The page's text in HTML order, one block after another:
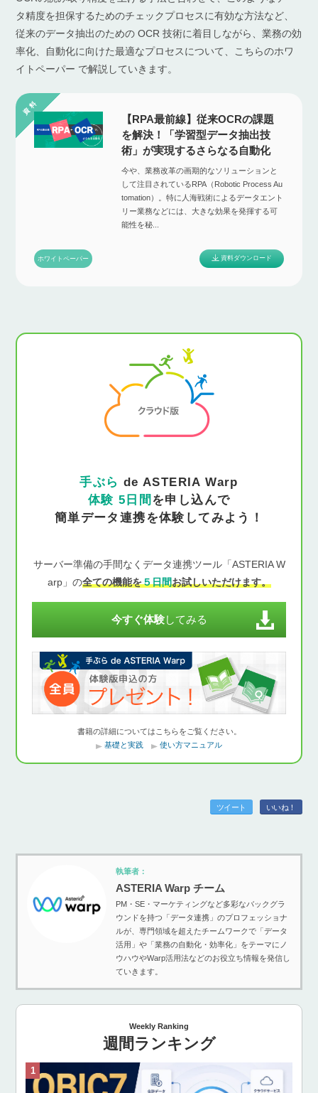
タ精度を担保するためのチェックプロセスに有効な方法など、
従来のデータ抽出のための OCR 技術に着目しながら、業務の効
率化、自動化に向けた最適なプロセスについて、こちらのホワ
イトペーパー で解説していきます。
【RPA最前線】従来OCRの課題
を解決！「学習型データ抽出技
術」が実現するさらなる自動化
今や、業務改革の画期的なソリューションと
して注目されているRPA（Robotic Process Au
tomation）。特に人海戦術によるデータエント
リー業務などには、大きな効果を発揮する可
能性を秘...
ホワイトペーパー 資料ダウンロード
手ぶら de ASTERIA Warp
体験 5日間 を申し込んで
簡単データ連携を体験してみよう！
サーバー準備の手間なくデータ連携ツール「ASTERIA W
arp」の全ての機能を５日間お試しいただけます。
今すぐ体験してみる
書籍の詳細についてはこちらをご覧ください。
基礎と実践
使い方マニュアル
ツイート いいね！
執筆者：
ASTERIA Warp チーム
PM・SE・マーケティングなど多彩なバックグラ
ウンドを持つ「データ連携」のプロフェッショナ
ルが、専門領域を超えたチームワークで「データ
活用」や「業務の自動化・効率化」をテーマにノ
ウハウやWarp活用法などのお役立ち情報を発信し
ていきます。
Weekly Ranking
週間ランキング